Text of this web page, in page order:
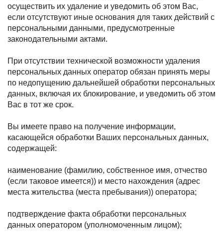
осуществить их удаление и уведомить об этом Вас,
если отсутствуют иные основания для таких действий с
персональными данными, предусмотренные
законодательными актами.
При отсутствии технической возможности удаления
персональных данных оператор обязан принять меры
по недопущению дальнейшей обработки персональных
данных, включая их блокирование, и уведомить об этом
Вас в тот же срок.
Вы имеете право на получение информации,
касающейся обработки Ваших персональных данных,
содержащей:
наименование (фамилию, собственное имя, отчество
(если таковое имеется)) и место нахождения (адрес
места жительства (места пребывания)) оператора;
подтверждение факта обработки персональных
данных оператором (уполномоченным лицом);